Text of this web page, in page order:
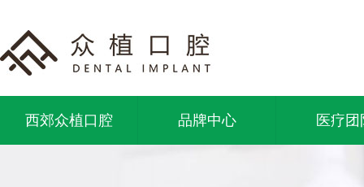
西郊众植口腔 品牌中心 医疗团